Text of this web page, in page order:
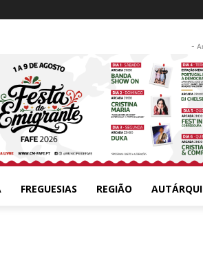
-
FREGUESIAS REGIÃO